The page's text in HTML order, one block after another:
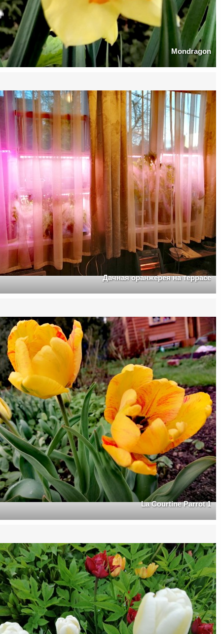
Mondragon
Дачная оранжерея на террасе
La Courtine Parrot 1